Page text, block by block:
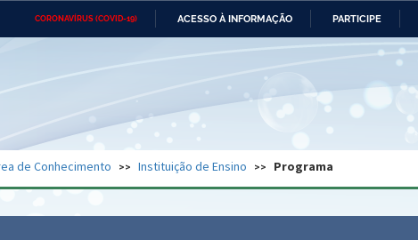
CORONAVÍRUS (COVID-19) ACESSO À INFORMAÇÃO PARTICIPE
Ministério das Relações Ministério da Economia
do Desenvolvimento
e dos Direitos Humanos
Geral da União Banco Central do Brasil Planalto
de Conhecimento Instituição de Ensino Programa